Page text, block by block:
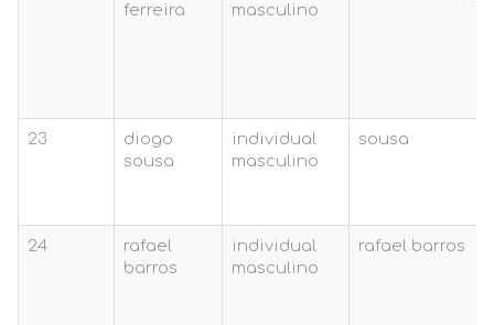
ferreira
masculino
23
diogo
sousa
individual
masculino
sousa
24
rafael
barros
individual
masculino
rafael barros